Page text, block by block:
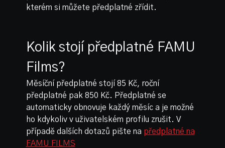
kterém si můžete předplatné zřídit.
Kolik stojí předplatné FAMU
Films?
Měsíční předplatné stojí 85 Kč, roční
předplatné pak 850 Kč. Předplatné se
automaticky obnovuje každý měsíc a je možné
ho kdykoliv v uživatelském profilu zrušit. V
případě dalších dotazů pište na předplatné na
FAMU FILMS